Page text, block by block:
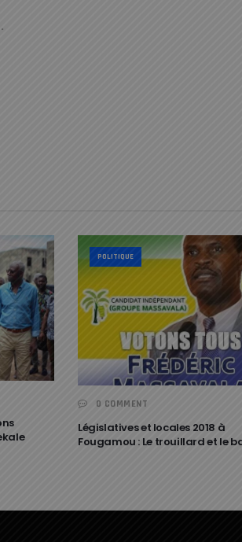
POLITIQUE
0 COMMENT
Législatives et locales 2018 à
Fougamou : Le trouillard et le